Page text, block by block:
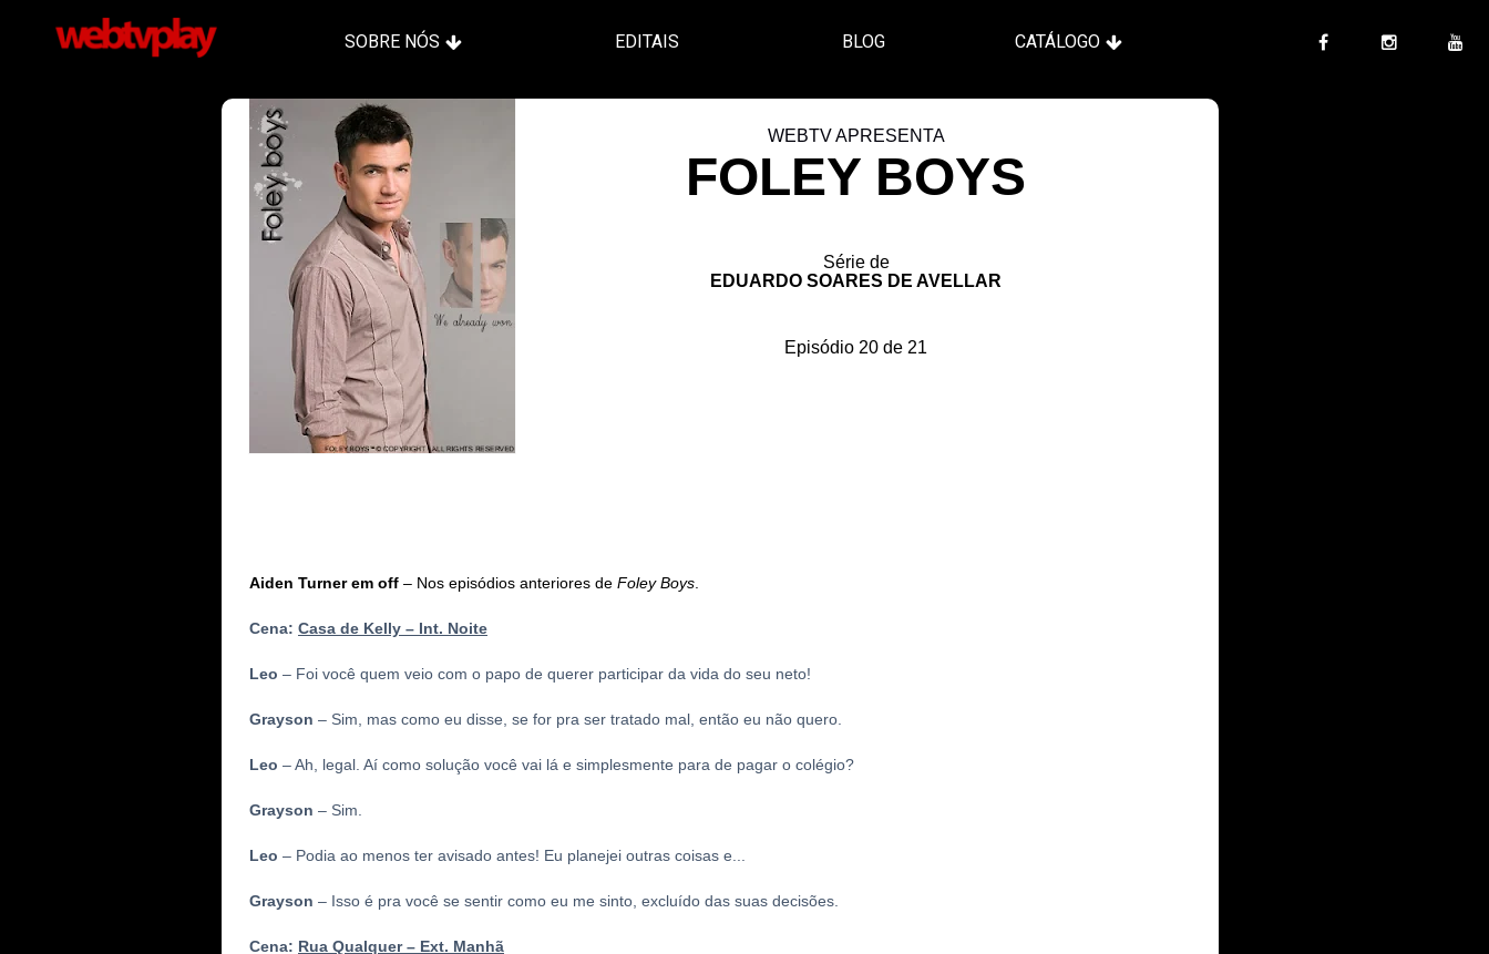
SOBRE NÓS EDITAIS BLOG CATÁLOGO
WEBTV APRESENTA
FOLEY BOYS
Série de
EDUARDO SOARES DE AVELLAR
Episódio 20 de 21
Aiden Turner em off – Nos episódios anteriores de Foley Boys
Cena: Casa de Kelly – Int. Noite
Leo – Foi você quem veio com o papo de querer participar da vida do seu neto!
Grayson – Sim, mas como eu disse, se for pra ser tratado mal, então eu não quero.
Leo – Ah, legal. Aí como solução você vai lá e simplesmente para de pagar o colégio?
Grayson – Sim.
Leo – Podia ao menos ter avisado antes! Eu planejei outras coisas e...
Grayson – Isso é pra você se sentir como eu me sinto, excluído das suas decisões.
Cena: Rua Qualquer – Ext. Manhã